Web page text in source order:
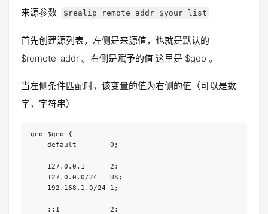
来源参数
$realip_remote_addr $your_list
首先创建源列表，左侧是来源值，也就是默认的
$remote_addr 。右侧是赋予的值 这里是 $geo 。
当左侧条件匹配时，该变量的值为右侧的值（可以是数
字，字符串）
geo $geo {